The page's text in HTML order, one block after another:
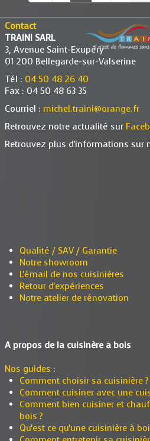
Contact
TRAINI SARL
3, Avenue Saint-Exupéry
01 200 Bellegarde-sur-Valserine
Tél : 04 50 48 26 40
Fax : 04 50 48 63 35
Courriel : michel.traini@orange.fr
Retrouvez notre actualité sur
Retrouvez plus d'informations sur
Qualité / SAV / Garantie
Notre showroom
L'émail de nos cuisinières
Retour d'expériences
Notre atelier de rénovation
A propos de la cuisinère à bois
Nos guides :
Comment choisir sa cuisinière ?
Comment cuisiner avec une
Comment bien cuisiner et
bois ?
Qu'est ce qu'une cuisinière à